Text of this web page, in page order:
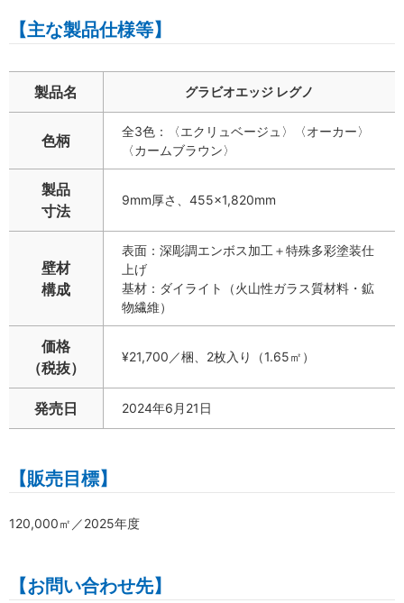
【主な製品仕様等】
製品名 グラビオエッジ レグノ
色柄
全3色：〈エクリュベージュ〉〈オーカー〉
〈カームブラウン〉
製品
寸法
9mm厚さ、455×1,820mm
壁材
構成
表面：深彫調エンボス加工＋特殊多彩塗装仕
上げ
基材：ダイライト（火山性ガラス質材料・鉱
物繊維）
価格
（税抜）
¥21,700／梱、2枚入り（1.65㎡）
発売日 2024年6月21日
【販売目標】
120,000㎡／2025年度
【お問い合わせ先】